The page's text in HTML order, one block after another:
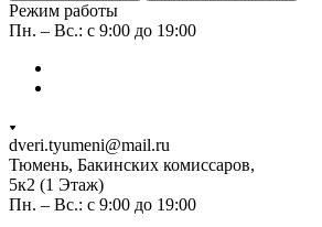
Режим работы
Пн. – Вс.: с 9:00 до 19:00
dveri.tyumeni@mail.ru
Тюмень, Бакинских комиссаров,
5к2 (1 Этаж)
Пн. – Вс.: с 9:00 до 19:00